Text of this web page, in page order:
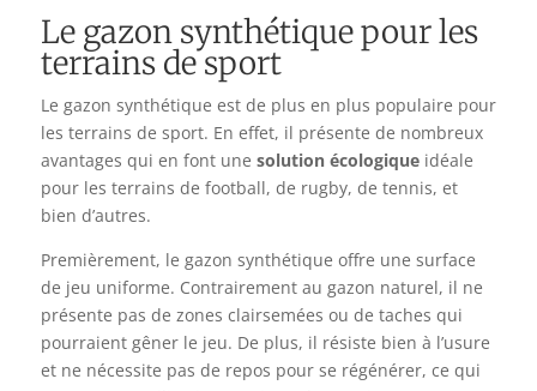
Le gazon synthétique pour les
terrains de sport
Le gazon synthétique est de plus en plus populaire pour
les terrains de sport. En effet, il présente de nombreux
avantages qui en font une solution écologiqueidéale
pour les terrains de football, de rugby, de tennis, et
bien d’autres.
Premièrement, le gazon synthétique offre une surface
de jeu uniforme. Contrairement au gazon naturel, il ne
présente pas de zones clairsemées ou de taches qui
pourraient gêner le jeu. De plus, il résiste bien à l’usure
et ne nécessite pas de repos pour se régénérer, ce qui